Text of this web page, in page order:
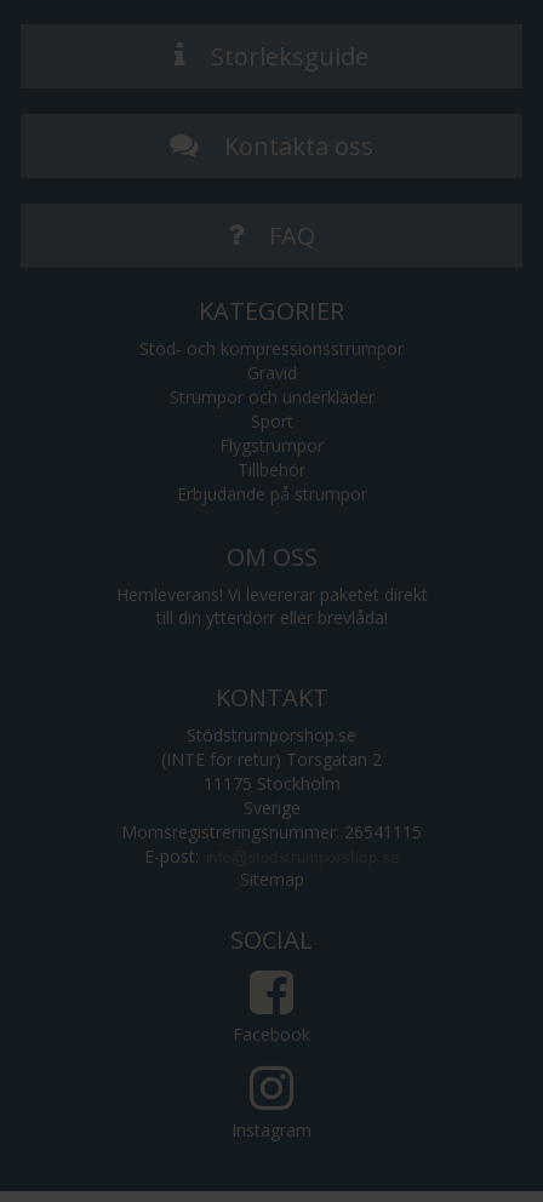
Storleksguide
Kontakta oss
FAQ
KATEGORIER
Stöd- och kompressionsstrumpor
Gravid
Strumpor och underkläder
Sport
Flygstrumpor
Tillbehör
Erbjudande på strumpor
OM OSS
Hemleverans! Vi levererar paketet direkt
till din ytterdörr eller brevlåda!
KONTAKT
Stödstrumporshop.se
(INTE för retur) Torsgatan 2
11175 Stockholm
Sverige
Momsregistreringsnummer: 26541115
E-post:
Sitemap
SOCIAL
Facebook
Instagram